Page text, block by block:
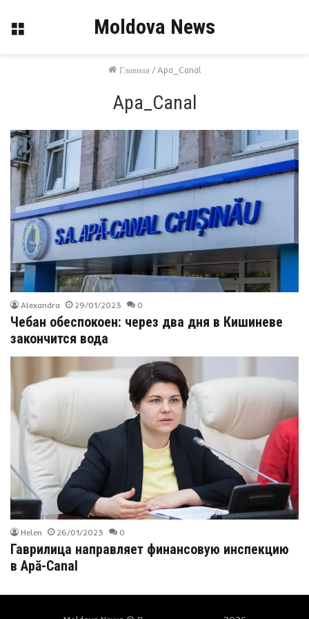
Меню Moldova News
Главная / Apa_Canal
Apa_Canal
Alexandra 29/01/2023 0
Чебан обеспокоен: через два дня в Кишиневе
закончится вода
Helen 26/01/2023 0
Гаврилица направляет финансовую инспекцию
в Apă-Canal